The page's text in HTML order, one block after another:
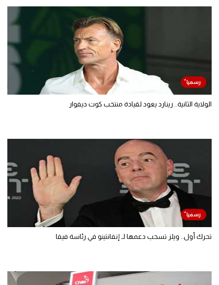
الولاية الثانية.. رينارد يعود لقيادة منتخب كوت ديفوار
تحرك أول.. ويلز تسحب دعمها لـ إنفانتينو في رئاسة فيفا